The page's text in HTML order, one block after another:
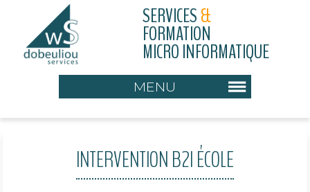
SERVICES&
FORMATION
MICRO INFORMATIQUE
MENU
INTERVENTION B2I ÉCOLE